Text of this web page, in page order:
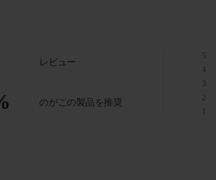
レビュー
のがこの製品を推奨
5
4
3
2
1